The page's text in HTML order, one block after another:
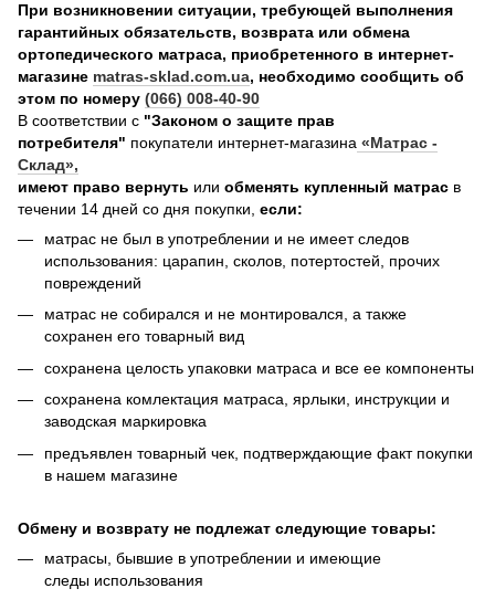
При возникновении ситуации, требующей выполнения
гарантийных обязательств, возврата или обмена
ортопедического матраса, приобретенного в интернет-
магазине matras-sklad.com.ua, необходимо сообщить об
этом по номеру (066) 008-40-90
В соответствии с "Законом о защите прав
потребителя" покупатели интернет-магазина «Матрас -
Склад»,
имеют право вернуть или обменять купленный матрас в
течении 14 дней со дня покупки, если:
матрас не был в употреблении и не имеет следов
использования: царапин, сколов, потертостей, прочих
повреждений
матрас не собирался и не монтировался, а также
сохранен его товарный вид
сохранена целость упаковки матраса и все ее компоненты
сохранена комлектация матраса, ярлыки, инструкции и
заводская маркировка
предъявлен товарный чек, подтверждающие факт покупки
в нашем магазине
Обмену и возврату не подлежат следующие товары:
матрасы, бывшие в употреблении и имеющие
следы использования